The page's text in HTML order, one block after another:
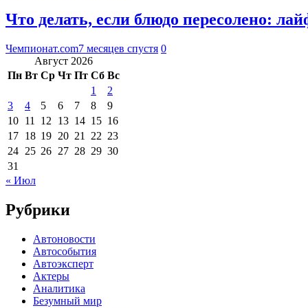
Что делать, если блюдо пересолено:
Чемпионат.com7 месяцев спустя 0
Август 2026
Пн Вт Ср Чт Пт Сб Вс
1
2
3
4 5 6 7 8
9
10 11 12 13 14 15 16
17 18 19 20 21 22 23
24 25 26 27 28 29 30
31
« Июл
Рубрики
Автоновости
Автособытия
Автоэксперт
Актеры
Аналитика
Безумный мир